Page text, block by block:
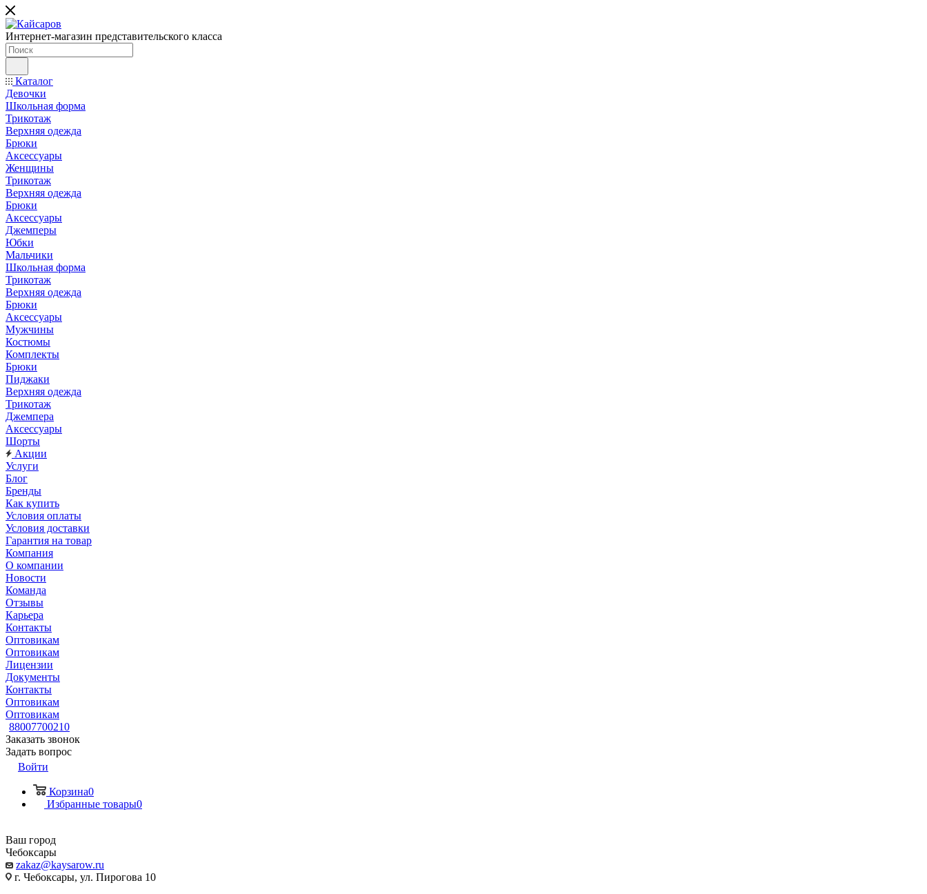
Интернет-магазин представительского класса
Каталог
Девочки
Школьная форма
Трикотаж
Верхняя одежда
Брюки
Аксессуары
Женщины
Трикотаж
Верхняя одежда
Брюки
Аксессуары
Джемперы
Юбки
Мальчики
Школьная форма
Трикотаж
Верхняя одежда
Брюки
Аксессуары
Мужчины
Костюмы
Комплекты
Брюки
Пиджаки
Верхняя одежда
Трикотаж
Джемпера
Аксессуары
Шорты
Акции
Услуги
Блог
Бренды
Как купить
Условия оплаты
Условия доставки
Гарантия на товар
Компания
О компании
Новости
Команда
Отзывы
Карьера
Контакты
Оптовикам
Оптовикам
Лицензии
Документы
Контакты
Оптовикам
Оптовикам
88007700210
Заказать звонок
Задать вопрос
Войти
Корзина0
Избранные товары0
Ваш город
Чебоксары
zakaz@kaysarow.ru
г. Чебоксары, ул. Пирогова 10